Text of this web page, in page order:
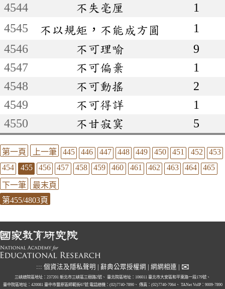
4544
不失毫厘
1
4545
不以規矩，不能成方圓
1
4546
不可理喻
9
4547
不可偏棄
1
4548
不可動搖
2
4549
不可得詳
1
4550
不甘寂寞 5
第一頁 上一筆 445 446 447 448 449 450 451 452
453
454
455 456 457 458 459 460 461 462 463 464 465
下一筆
最末頁
第455/4803頁
::: 個資法及隱私聲明 辭典公眾授權網 網網相連 ✉
三峽總院區地址：237201 新北市三峽區三樹路2號、 臺北院區地址：106011 臺北市大安區和平東路一段179號、
臺中院區地址：420081 臺中市豐原區師範街67號 電話總機：(02)7740-7890、 傳真：(02)7740-7064、 TANet VoIP：9009-7890